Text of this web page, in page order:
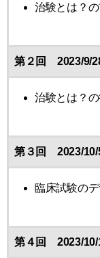
治験とは？
第２回 2023/9/
治験とは？
第３回 2023/10/
臨床試験の
第４回 2023/10/